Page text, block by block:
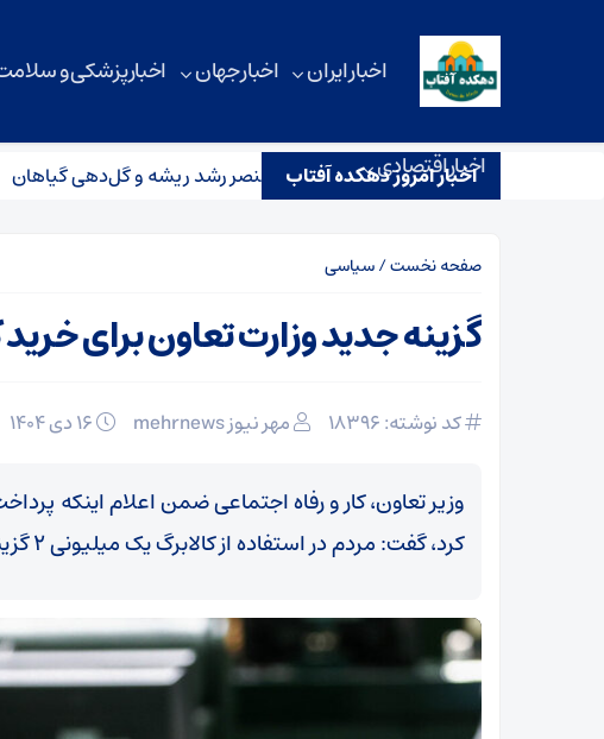
اخبار ایران اخبار جهان اخبار پزشکی و
اخبار اقتصادی
اخبار امروز دهکده آفتاب
فسفر: همه چیز درباره مهم‌ترین عنصر رشد ریشه و گل‌دهی گیاهان
صفحه نخست/سیاسی
گزینه جدید وزارت تعاون برای
کد نوشته: 18396 مهر نیوز mehrnews
وزیر تعاون، کار و رفاه اجتماعی ضمن اعلام اینکه
کرد، گفت: مردم در استفاده از کالابرگ یک میلیونی ۲ گزینه دارند.
نیمه‌شعبان؛ از کوچه‌های انتظار تا آماده‌سازی دنیای